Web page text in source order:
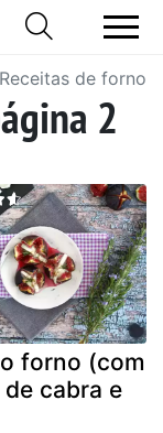
Receitas de forno
2
forno (com
de cabra e